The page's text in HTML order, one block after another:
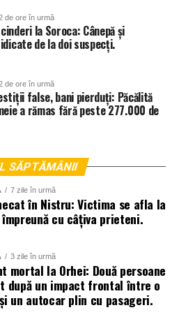
de ore în urmă
la Soroca: Cânepă și
de la doi suspecți.
de ore în urmă
false, bani pierduți: Păcălită
a rămas fără peste 277.000 de
SĂPTĂMÂNII
7 zile în urmă
în Nistru: Victima se afla la
cu câțiva prieteni.
3 zile în urmă
mortal la Orhei: Două persoane
după un impact frontal între o
un autocar plin cu pasageri.